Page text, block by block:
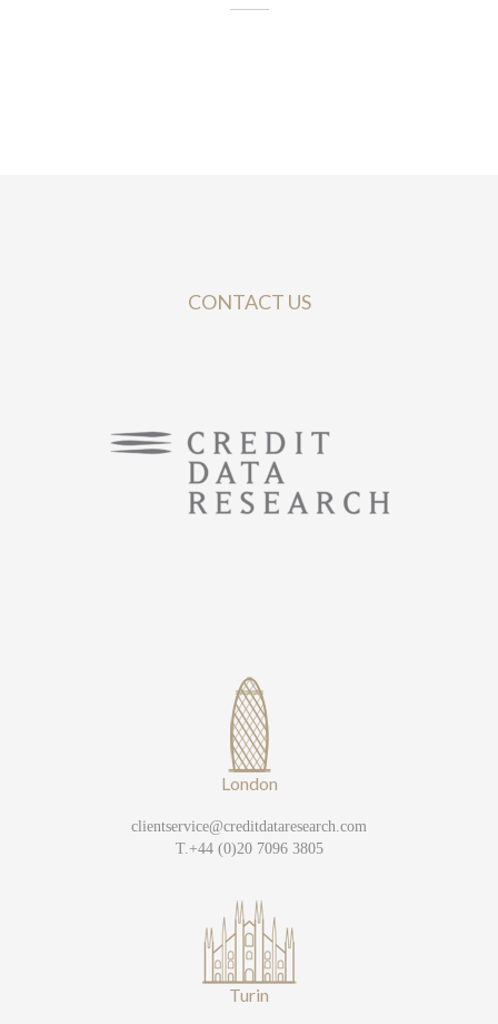
CONTACT US
London
clientservice@creditdataresearch.com
T.+44 (0)20 7096 3805
Turin